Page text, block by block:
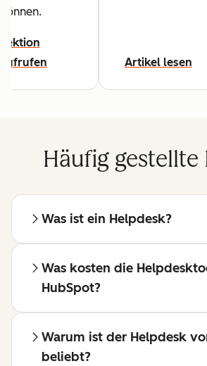
können.
Lektion
aufrufen
Artikel lesen
Häufig gestellte
Was ist ein Helpdesk?
Was kosten die
HubSpot?
Warum ist der Helpdesk
beliebt?